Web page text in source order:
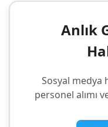
Anlık
Sosyal medya
personel alımı